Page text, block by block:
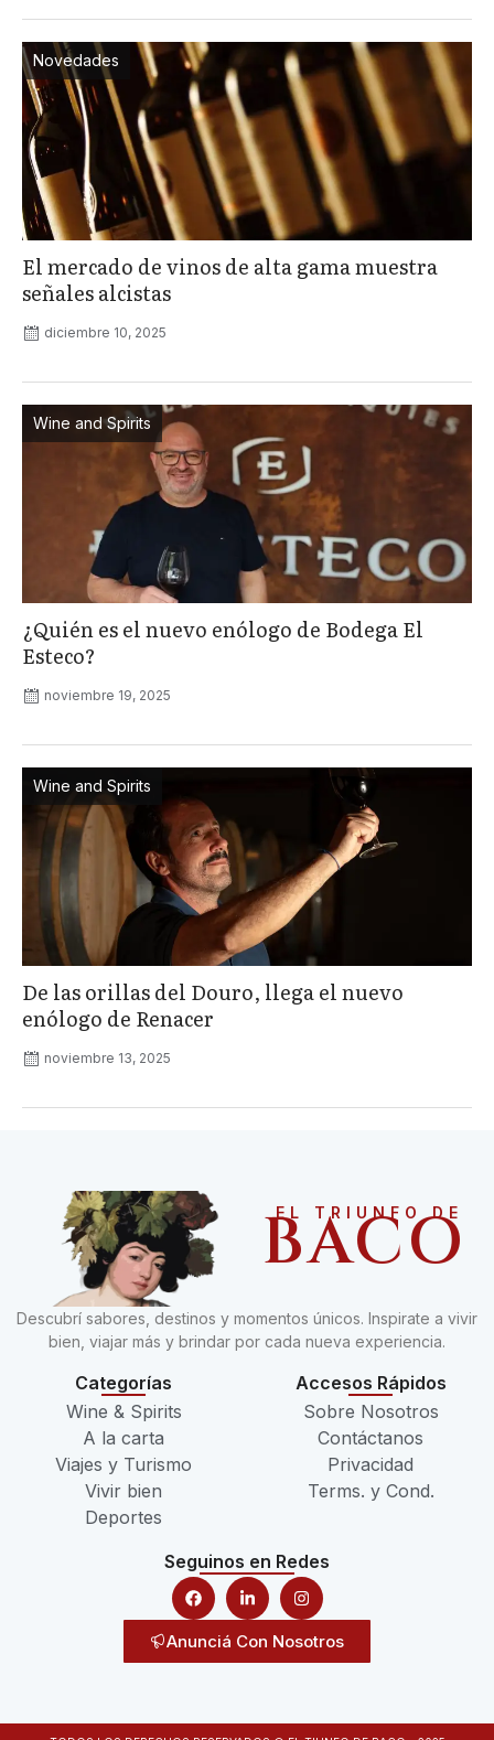
Novedades
El mercado de vinos de alta gama muestra
señales alcistas
diciembre 10, 2025
Wine and Spirits
¿Quién es el nuevo enólogo de Bodega El
Esteco?
noviembre 19, 2025
Wine and Spirits
De las orillas del Douro, llega el nuevo
enólogo de Renacer
noviembre 13, 2025
EL TRIUNFO DE
BACO
Descubrí sabores, destinos y momentos únicos. Inspirate a vivir
bien, viajar más y brindar por cada nueva experiencia.
Categorías
Wine & Spirits
A la carta
Viajes y Turismo
Vivir bien
Deportes
Accesos Rápidos
Sobre Nosotros
Contáctanos
Privacidad
Terms. y Cond.
Seguinos en Redes
Anunciá Con Nosotros